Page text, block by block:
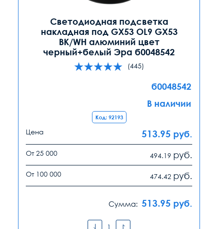
Светодиодная подсветка
накладная под GX53 OL9 GX53
BK/WH алюминий цвет
черный+белый Эра б0048542
(445)
б0048542
В наличии
Код: 92193
Цена 513.95 руб.
От 25 000 494.19 руб.
От 100 000 474.42 руб.
Сумма: 513.95 руб.